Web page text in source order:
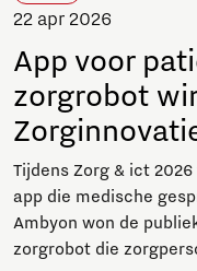
22 apr 2026
App voor
zorgrobot
Tijdens Zorg & ict
app die medische
Ambyon won de
zorgrobot die